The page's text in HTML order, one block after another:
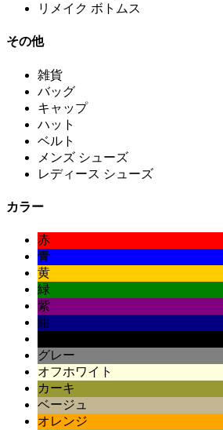
リメイク ボトムス
その他
雑貨
バッグ
キャップ
ハット
ベルト
メンズ シューズ
レディース シューズ
カラー
赤
青
黄
緑
紫
紺
グレー
オフホワイト
カーキ
ベージュ
オレンジ